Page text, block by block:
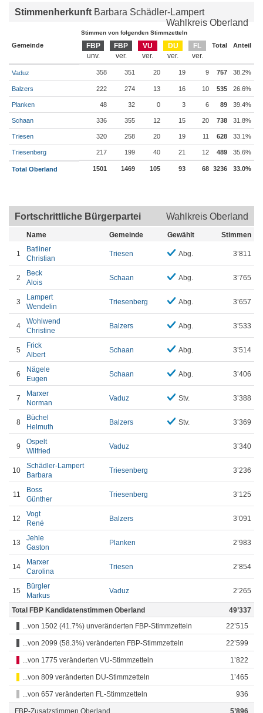
Stimmenherkunft Barbara Schädler-Lampert
Wahlkreis Oberland
Stimmen von folgenden Stimmzetteln
Gemeinde FBP FBP VU DU FL Total Anteil
Vaduz 358 351 20 19 9 757 38.2%
Balzers 222 274 13 16 10 535 26.6%
Planken 48 32 0 3 6 89 39.4%
Schaan 336 355 12 15 20 738 31.8%
Triesen 320 258 20 19 11 628 33.1%
Triesenberg 217 199 40 21 12 489 35.6%
Total Oberland 1501 1469 105 93 68 3236 33.0%
Fortschrittliche Bürgerpartei Wahlkreis Oberland
Name Gemeinde Gewählt Stimmen
1
Batliner
Christian
Triesen Abg. 3’811
2
Beck
Alois
Schaan Abg. 3’765
3
Lampert
Wendelin
Triesenberg Abg. 3’657
4
Wohlwend
Christine
Balzers Abg. 3’533
5
Frick
Albert
Schaan Abg. 3’514
6
Nägele
Eugen
Schaan Abg. 3’406
7
Marxer
Norman
Vaduz Stv. 3’388
8
Büchel
Helmuth
Balzers Stv. 3’369
9
Ospelt
Wilfried
Vaduz 3’340
10
Schädler-Lampert
Barbara
Triesenberg 3’236
11
Boss
Günther
Triesenberg 3’125
12
Vogt
René
Balzers 3’091
13
Jehle
Gaston
Planken 2’983
14
Marxer
Carolina
Triesen 2’854
15
Bürgler
Markus
Vaduz 2’265
Total FBP Kandidatenstimmen Oberland
49’337
...von 1502 (41.7%) unveränderten FBP-Stimmzetteln
22’515
...von 2099 (58.3%) veränderten FBP-Stimmzetteln 22’599
...von 1775 veränderten VU-Stimmzetteln 1’822
...von 809 veränderten DU-Stimmzetteln 1’465
...von 657 veränderten FL-Stimmzetteln 936